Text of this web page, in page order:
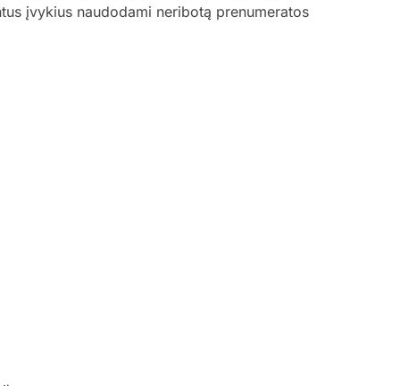
įvykius naudodami neribotą prenumeratos